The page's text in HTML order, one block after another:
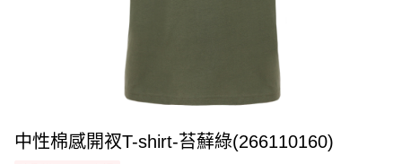
中性棉感開衩T-shirt-苔蘚綠(266110160)